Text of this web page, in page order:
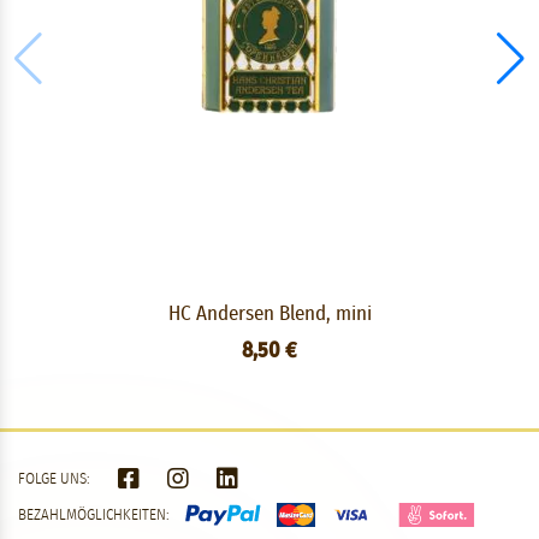
HC Andersen Blend, mini
8,50 €
FOLGE UNS:
BEZAHLMÖGLICHKEITEN: